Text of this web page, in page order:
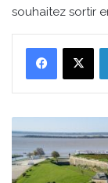
souhaitez sortir
Citadelle
de
Blaye